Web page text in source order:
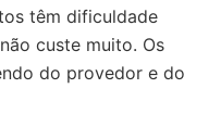
têm dificuldade
custe muito. Os
do provedor e do